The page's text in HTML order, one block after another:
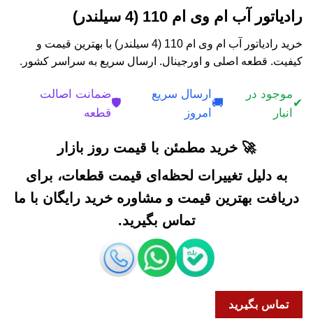
رادیاتور آب ام وی ام 110 (4 سیلندر)
خرید رادیاتور آب ام وی ام 110 (4 سیلندر) با بهترین قیمت و
کیفیت. قطعه اصلی و اورجینال. ارسال سریع به سراسر کشور.
✔
موجود در
انبار
🚚
ارسال سریع
امروز
🛡️
ضمانت اصالت
قطعه
🚀 خرید مطمئن با قیمت روز بازار
به دلیل تغییرات لحظه‌ای قیمت قطعات، برای
دریافت بهترین قیمت و مشاوره خرید رایگان با ما
تماس بگیرید.
تماس بگیرید